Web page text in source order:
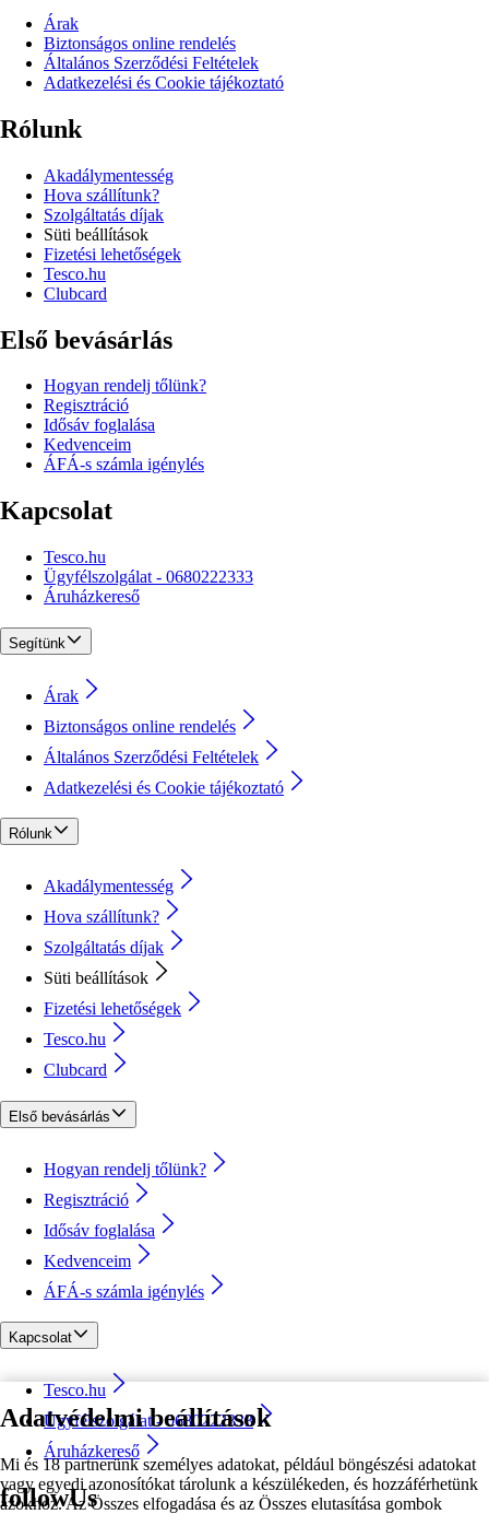
Adatvédelmi beállítások
Mi és 18 partnerünk személyes adatokat, például böngészési adatokat
vagy egyedi azonosítókat tárolunk a készülékeden, és hozzáférhetünk
azokhoz. Az Összes elfogadása és az Összes elutasítása gombok
Árak
Biztonságos online rendelés
Általános Szerződési Feltételek
Adatkezelési és Cookie tájékoztató
Rólunk
Akadálymentesség
Hova szállítunk?
Szolgáltatás díjak
Süti beállítások
Fizetési lehetőségek
Tesco.hu
Clubcard
Első bevásárlás
Hogyan rendelj tőlünk?
Regisztráció
Idősáv foglalása
Kedvenceim
ÁFÁ-s számla igénylés
Kapcsolat
Tesco.hu
Ügyfélszolgálat - 0680222333
Áruházkereső
Segítünk
Árak
Biztonságos online rendelés
Általános Szerződési Feltételek
Adatkezelési és Cookie tájékoztató
Rólunk
Akadálymentesség
Hova szállítunk?
Szolgáltatás díjak
Süti beállítások
Fizetési lehetőségek
Tesco.hu
Clubcard
Első bevásárlás
Hogyan rendelj tőlünk?
Regisztráció
Idősáv foglalása
Kedvenceim
ÁFÁ-s számla igénylés
Kapcsolat
Tesco.hu
Ügyfélszolgálat - 0680222333
Áruházkereső
followUs